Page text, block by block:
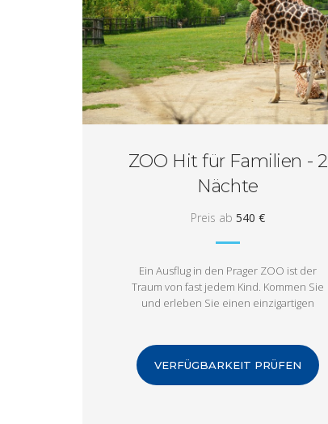
ZOO Hit für Familien - 2
Nächte
Preis ab 540 €
Ein Ausflug in den Prager ZOO ist der
Traum von fast jedem Kind. Kommen Sie
und erleben Sie einen einzigartigen
VERFÜGBARKEIT PRÜFEN